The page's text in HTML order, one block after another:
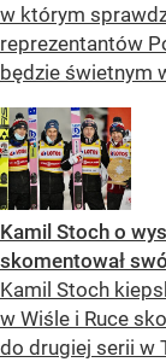
w którym
reprezentantów
będzie świetnym
Kamil Stoch o
skomentował
Kamil Stoch
w Wiśle i Ruce
do drugiej serii w